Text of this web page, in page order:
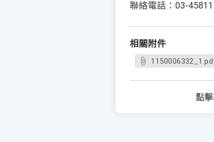
聯絡電話：03-
相關附件
點擊